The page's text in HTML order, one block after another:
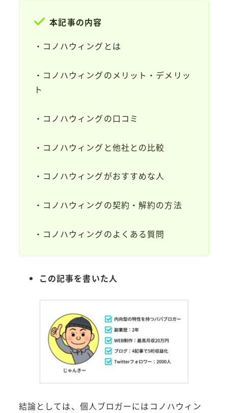
本記事の内容
・コノハウィングとは
・コノハウィングのメリット・デメリッ
ト
・コノハウィングの口コミ
・コノハウィングと他社との比較
・コノハウィングがおすすめな人
・コノハウィングの契約・解約の方法
・コノハウィングのよくある質問
この記事を書いた人
結論としては、個人ブロガーにはコノハウィン